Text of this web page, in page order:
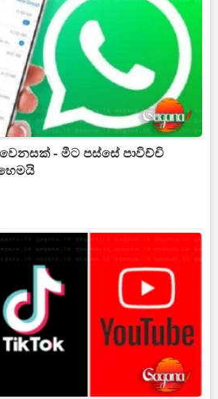
- මීට පස්සේ පාවිච්චි